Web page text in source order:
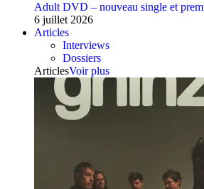
Adult DVD – nouveau single et
6 juillet 2026
Articles
Interviews
Dossiers
ArticlesVoir plus